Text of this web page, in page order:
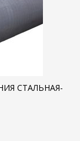
СТАЛЬНАЯ-